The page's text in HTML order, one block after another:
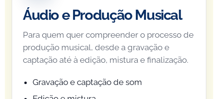
Áudio e Produção Musical
Para quem quer compreender o processo de
produção musical, desde a gravação e
captação até à edição, mistura e finalização.
Gravação e captação de som